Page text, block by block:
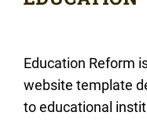
Education Reform
website template
to educational